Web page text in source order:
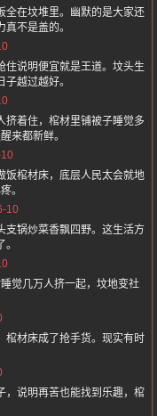
全在坟堆里。幽默的是大家还
不是盖的。
住说明便宜就是王道。坟头生
越过越好。
挤着住，棺材里铺被子睡觉多
来都新鲜。
饭棺材床，底层人民太会就地
。
10
支锅炒菜香飘四野。这生活方
觉几万人挤一起，坟地变社
棺材床成了抢手货。现实有时
，说明再苦也能找到乐趣，棺